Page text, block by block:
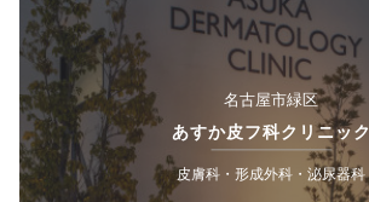
名古屋市緑区
あすか皮フ科クリニック
皮膚科・形成外科・泌尿器科